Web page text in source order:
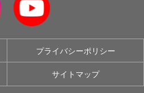
プライバシーポリシー
サイトマップ